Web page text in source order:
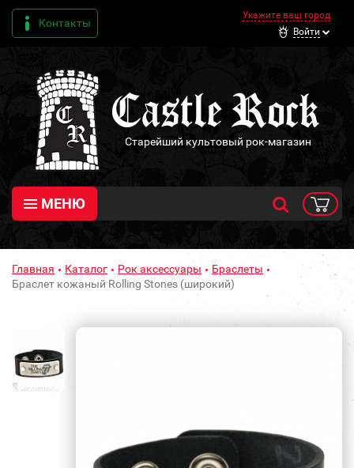
Контакты
Укажите ваш город
Войти
Старейший культовый рок-магазин
МЕНЮ
Главная Каталог Рок аксессуары
Браслеты
Браслет кожаный Rolling Stones (широкий)